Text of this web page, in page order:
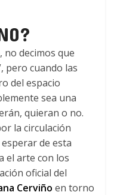
no decimos que
pero cuando las
del espacio
sea una
quieran o no.
la circulación
de esta
el arte con los
oficial del
Cerviño en torno